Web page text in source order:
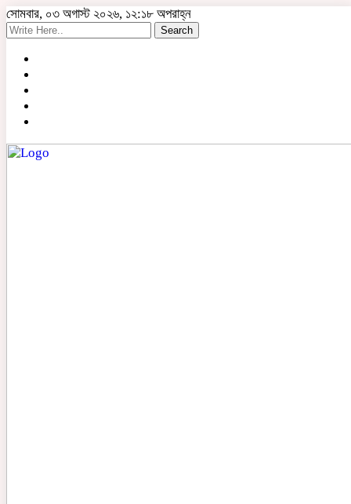
সোমবার, ০৩ অগাস্ট ২০২৬, ১২:১৮ অপরাহ্ন
Search